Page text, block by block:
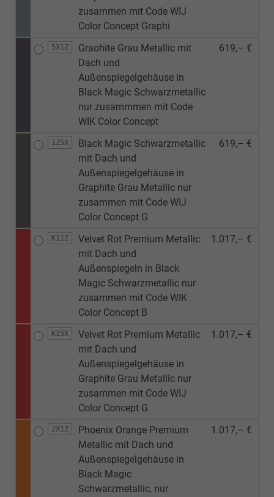
zusammen mit Code WIJ
Color Concept Graphi
5X1Z
Graohite Grau Metallic mit
Dach und
Außenspiegelgehäuse in
Black Magic Schwarzmetallic
nur zusammmen mit Code
WIK Color Concept
619,– €
1Z5X
Black Magic Schwarzmetallic
mit Dach und
Außenspiegelgehäuse in
Graphite Grau Metallic nur
zusammen mit Code WIJ
Color Concept G
619,– €
K11Z
Velvet Rot Premium Metallic
mit Dach und
Außenspiegeln in Black
Magic Schwarzmetallic nur
zusammen mit Code WIK
Color Concept B
1.017,– €
K15X
Velvet Rot Premium Metallic
mit Dach und
Außenspiegelgehäuse in
Graphite Grau Metallic nur
zusammen mit Code WIJ
Color Concept G
1.017,– €
2X1Z
Phoenix Orange Premium
Metallic mit Dach und
Außenspiegelgehäuse in
Black Magic
Schwarzmetallic, nur
1.017,– €